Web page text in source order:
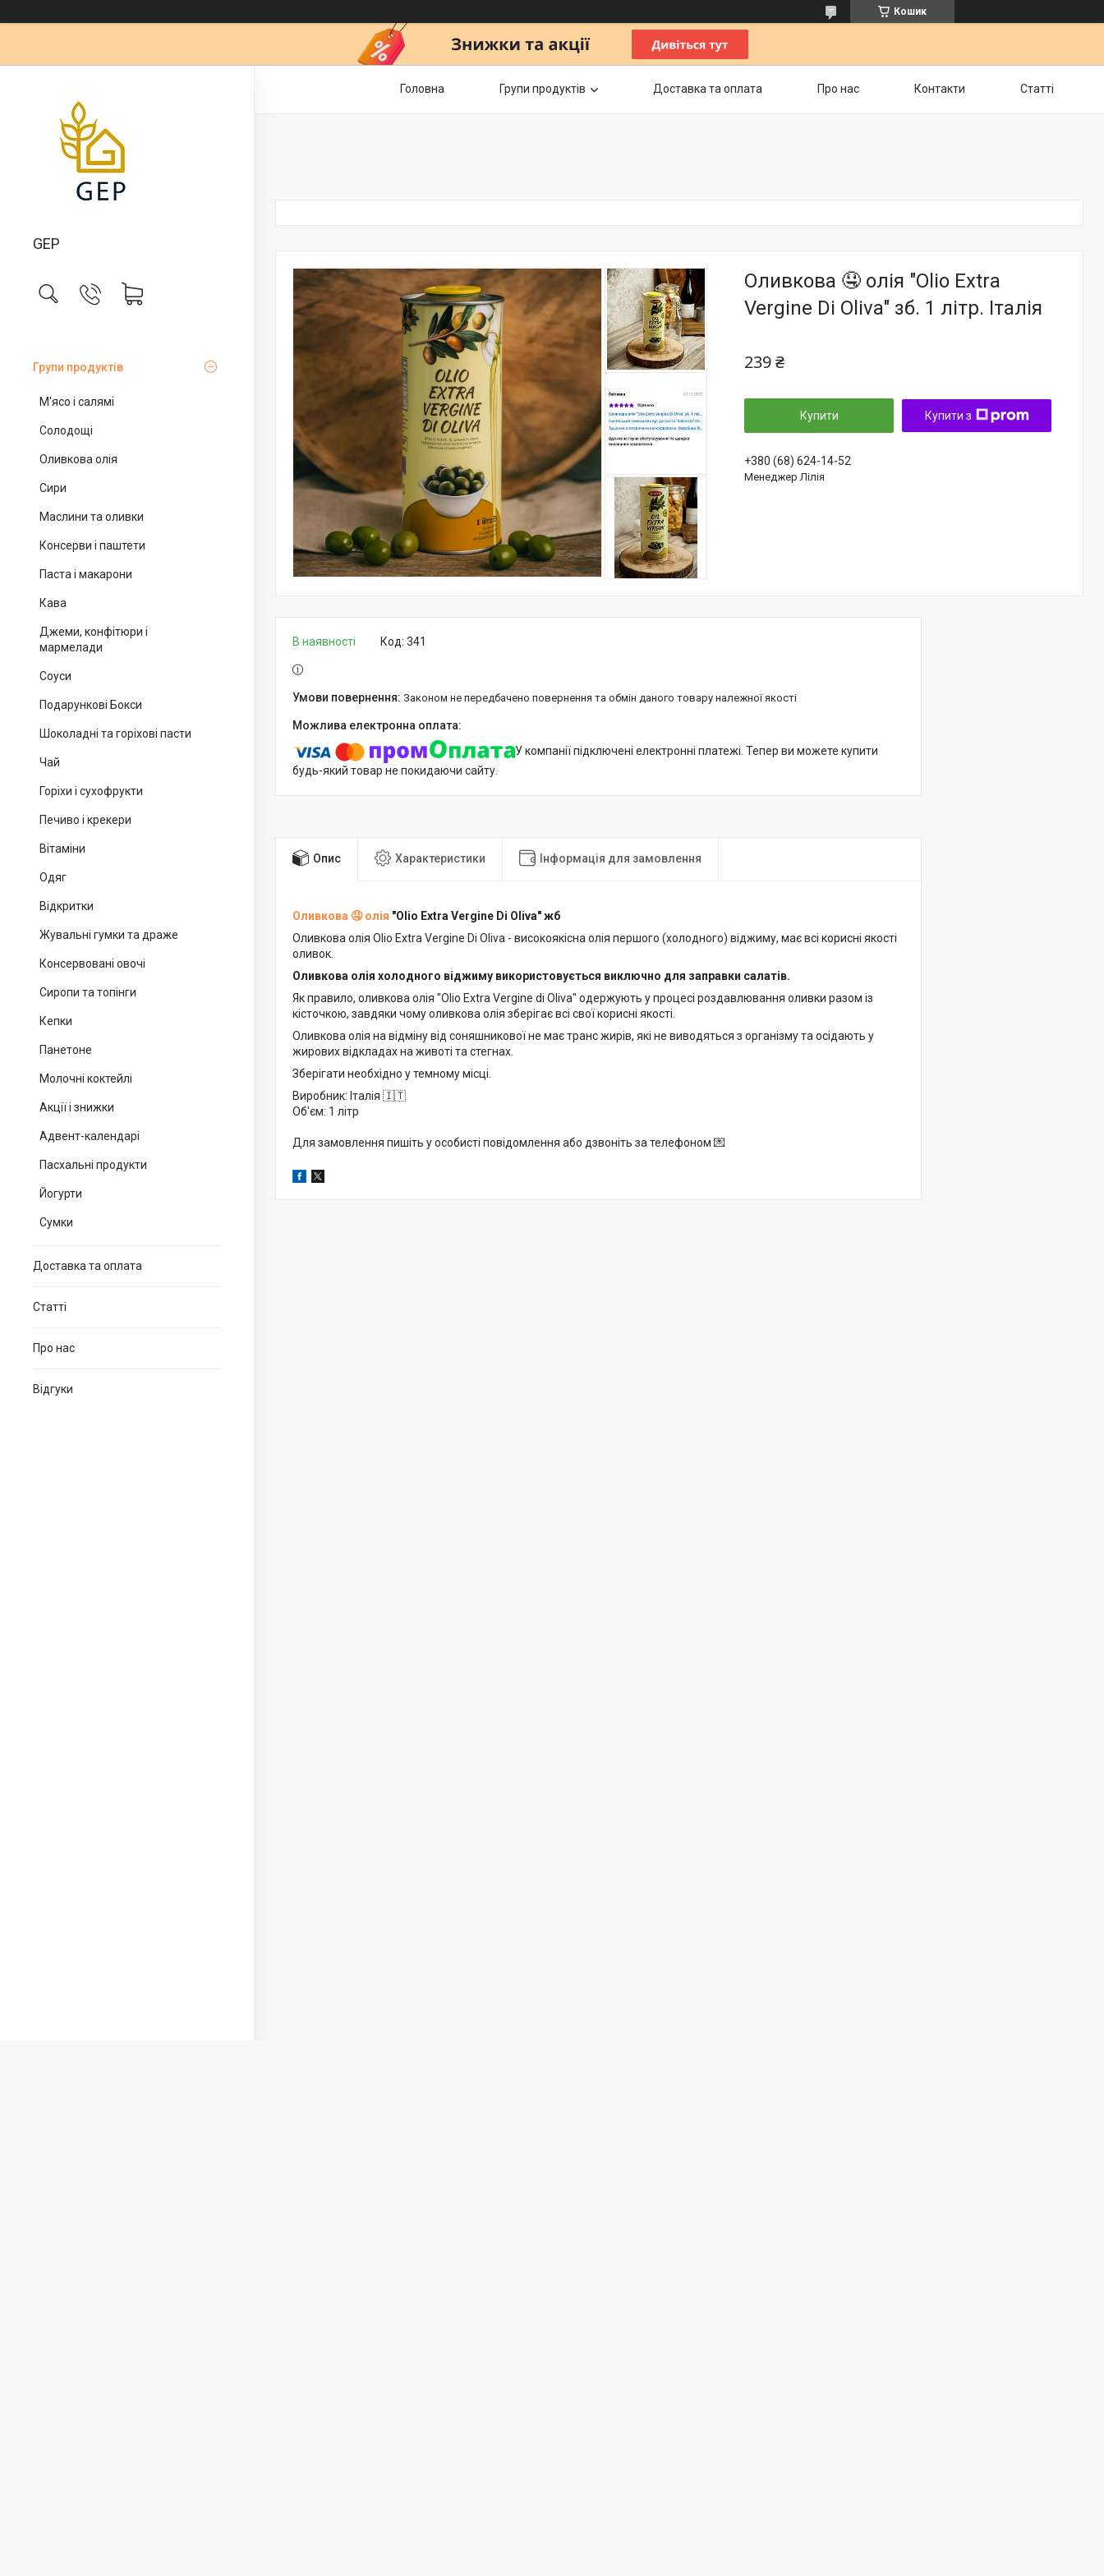
Кошик
GEP
Групи продуктів
М'ясо і салямі
Солодощі
Оливкова олія
Сири
Маслини та оливки
Консерви і паштети
Паста і макарони
Кава
Джеми, конфітюри і
мармелади
Соуси
Подарункові Бокси
Шоколадні та горіхові пасти
Чай
Горіхи і сухофрукти
Печиво і крекери
Вітаміни
Одяг
Відкритки
Жувальні гумки та драже
Консервовані овочі
Сиропи та топінги
Кепки
Панетоне
Молочні коктейлі
Акції і знижки
Адвент-календарі
Пасхальні продукти
Йогурти
Сумки
Доставка та оплата
Статті
Про нас
Відгуки
Головна Групи продуктів Доставка та оплата Про нас Контакти Статті
Оливкова 🤤 олія "Olio Extra
Vergine Di Oliva" зб. 1 літр. Італія
239 ₴
Купити Купити з
+380 (68) 624-14-52
Менеджер Лілія
В наявності Код: 341
Законом не передбачено повернення та обмін даного товару належної якості
У компанії підключені електронні платежі. Тепер ви можете купити
будь-який товар не покидаючи сайту.
Опис Характеристики Інформація для замовлення
Оливкова 🤤 олія "Olio Extra Vergine Di Oliva" жб
Оливкова олія Olio Extra Vergine Di Oliva - високоякісна олія першого (холодного) віджиму, має всі корисні якості
оливок.
Оливкова олія холодного віджиму використовується виключно для заправки салатів.
Як правило, оливкова олія "Olio Extra Vergine di Oliva" одержують у процесі роздавлювання оливки разом із
кісточкою, завдяки чому оливкова олія зберігає всі свої корисні якості.
Оливкова олія на відміну від соняшникової не має транс жирів, які не виводяться з організму та осідають у
жирових відкладах на животі та стегнах.
Зберігати необхідно у темному місці.
Виробник: Італія 🇮🇹
Об'єм: 1 літр
Для замовлення пишіть у особисті повідомлення або дзвоніть за телефоном 💌